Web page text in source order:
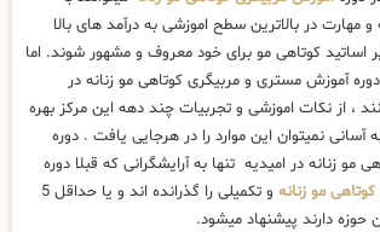
مهارت در بالاترین سطح اموزشی به درآمد های بالا
اساتید کوتاهی مو برای خود معروف و مشهور شوند. اما
آموزش مستری و مربیگری کوتاهی مو زنانه در
، از نکات اموزشی و تجربیات چند دهه این مرکز بهره
نمیتوان این موارد را در هرجایی یافت . دوره
مو زنانه در امیدیه تنها به آرایشگرانی که قبلا دوره
مو زنانه
و تکمیلی را گذرانده اند و یا حداقل 5
حوزه دارند پیشنهاد میشود.